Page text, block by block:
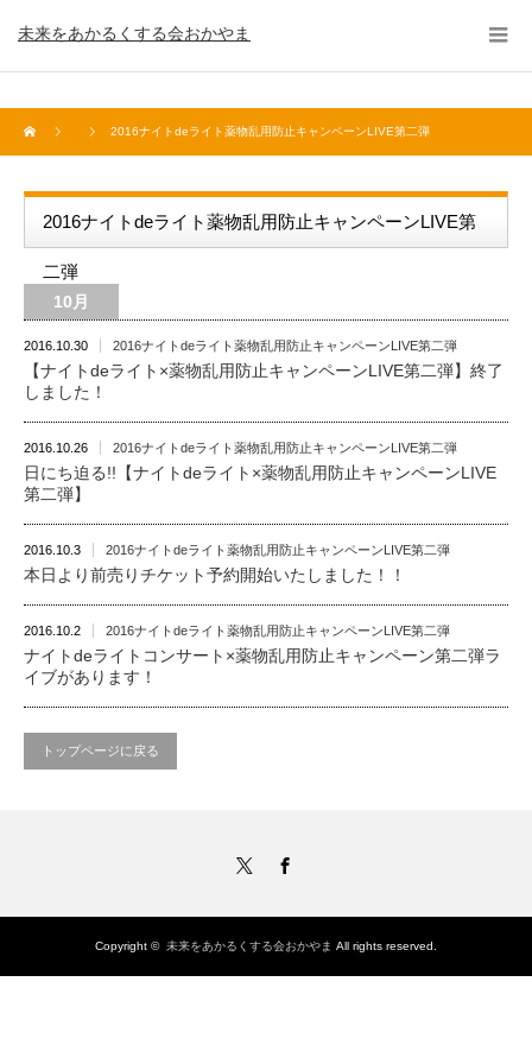
未来をあかるくする会おかやま
2016ナイトdeライト薬物乱用防止キャンペーンLIVE第二弾
2016ナイトdeライト薬物乱用防止キャンペーンLIVE第
二弾
10月
2016.10.30 2016ナイトdeライト薬物乱用防止キャンペーンLIVE第二弾
【ナイトdeライト×薬物乱用防止キャンペーンLIVE第二弾】終了
しました！
2016.10.26 2016ナイトdeライト薬物乱用防止キャンペーンLIVE第二弾
日にち迫る!!【ナイトdeライト×薬物乱用防止キャンペーンLIVE
第二弾】
2016.10.3 2016ナイトdeライト薬物乱用防止キャンペーンLIVE第二弾
本日より前売りチケット予約開始いたしました！！
2016.10.2 2016ナイトdeライト薬物乱用防止キャンペーンLIVE第二弾
ナイトdeライトコンサート×薬物乱用防止キャンペーン第二弾ラ
イブがあります！
トップページに戻る
Copyright © 未来をあかるくする会おかやま All rights reserved.